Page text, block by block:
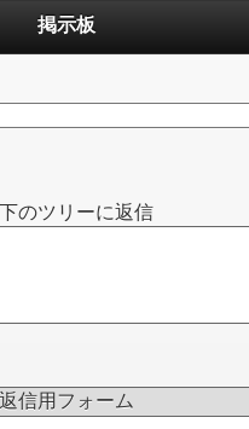
掲示板
のツリーに返信
返信用フォーム